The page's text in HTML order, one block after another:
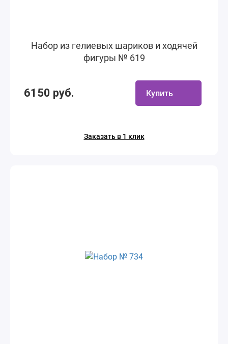
Набор из гелиевых шариков и ходячей
фигуры № 619
6150 руб. Купить
Заказать в 1 клик